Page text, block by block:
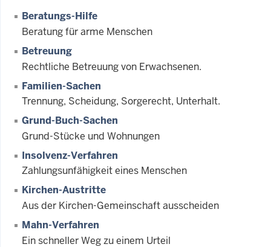
Beratungs-Hilfe
Beratung für arme Menschen
Betreuung
Rechtliche Betreuung von Erwachsenen.
Familien-Sachen
Trennung, Scheidung, Sorgerecht, Unterhalt.
Grund-Buch-Sachen
Grund-Stücke und Wohnungen
Insolvenz-Verfahren
Zahlungsunfähigkeit eines Menschen
Kirchen-Austritte
Aus der Kirchen-Gemeinschaft ausscheiden
Mahn-Verfahren
Ein schneller Weg zu einem Urteil